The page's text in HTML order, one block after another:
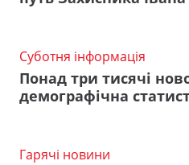
Суботня інформація
Понад три тисячі
демографічна
Гарячі новини